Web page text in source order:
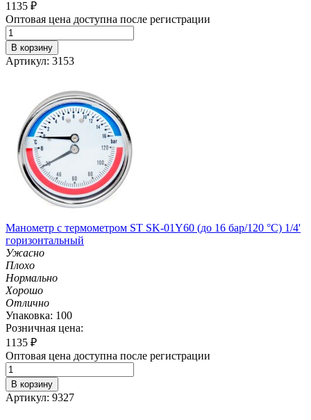
1135 ₽
Оптовая цена доступна после регистрации
В корзину
Артикул: 3153
Манометр с термометром ST SK-01Y60 (до 16 бар/120 °C) 1/4'
горизонтальный
Ужасно
Плохо
Нормально
Хорошо
Отлично
Упаковка: 100
Розничная цена:
1135 ₽
Оптовая цена доступна после регистрации
В корзину
Артикул: 9327